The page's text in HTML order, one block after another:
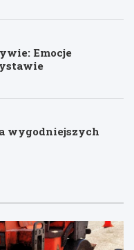
Emocje
wygodniejszych